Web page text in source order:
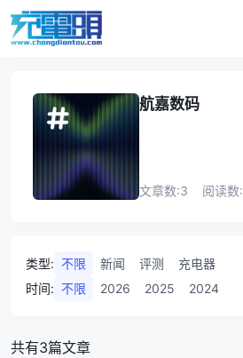
航嘉数码
文章数:3 阅读数:
类型: 不限 新闻 评测
充电器
时间: 不限 2026 2025 2024
共有3篇文章